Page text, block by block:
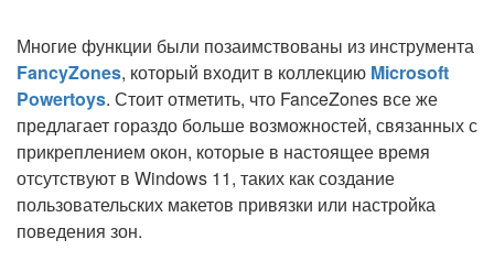
Многие функции были позаимствованы из инструмента
FancyZones, который входит в коллекцию Microsoft
Powertoys. Стоит отметить, что FanceZones все же
предлагает гораздо больше возможностей, связанных с
прикреплением окон, которые в настоящее время
отсутствуют в Windows 11, таких как создание
пользовательских макетов привязки или настройка
поведения зон.